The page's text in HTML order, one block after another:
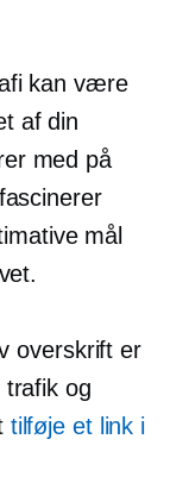
kan være
af din
med på
mål
overskrift er
og
tilføje et link i